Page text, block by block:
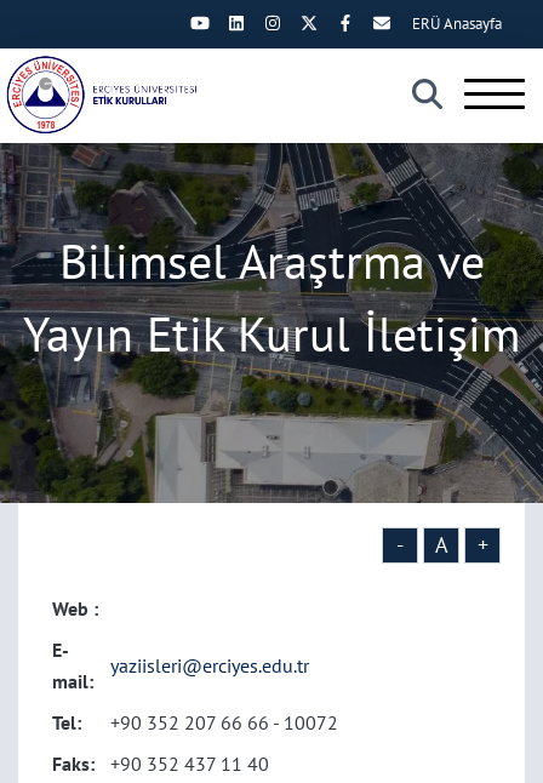
×
ERÜ Anasayfa
Bilimsel Araştrma ve
Yayın Etik Kurul İletişim
- A +
Web :
E-
mail:
yaziisleri@erciyes.edu.tr
Tel:
+90 352 207 66 66 - 10072
Faks:
+90 352 437 11 40